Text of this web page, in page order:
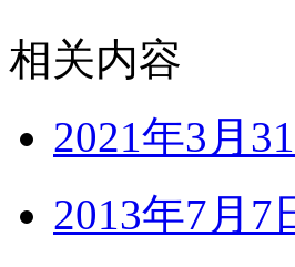
相关内容
2021年3月
2013年7月7